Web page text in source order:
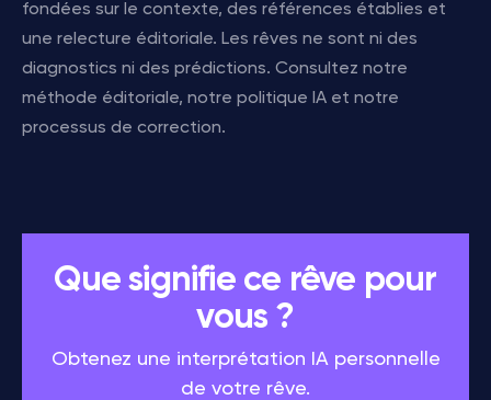
fondées sur le contexte, des références établies et
une relecture éditoriale. Les rêves ne sont ni des
diagnostics ni des prédictions. Consultez notre
méthode éditoriale, notre politique IA et notre
processus de correction.
Que signifie ce rêve pour
vous ?
Obtenez une interprétation IA personnelle
de votre rêve.